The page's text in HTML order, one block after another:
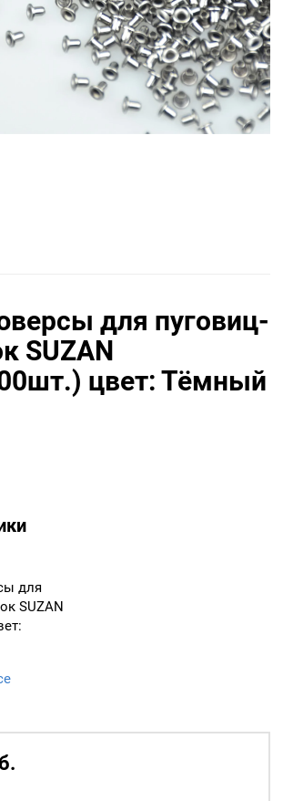
для пуговиц-
SUZAN
цвет: Тёмный
для
SUZAN